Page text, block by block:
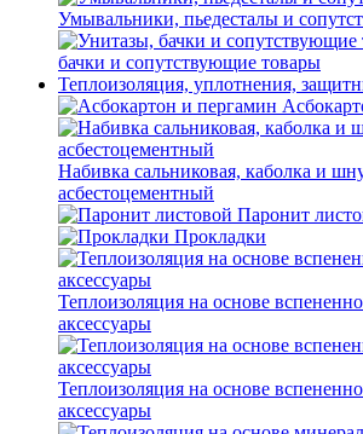
Умывальники, пьедесталы и
бачки и сопутствующие товары
Теплоизоляция, уплотнения,
Набивка сальниковая, каболка и
асбестоцементный
Паронит
Прокладки
Теплоизоляция на основе
аксессуары
Теплоизоляция на основе
аксессуары